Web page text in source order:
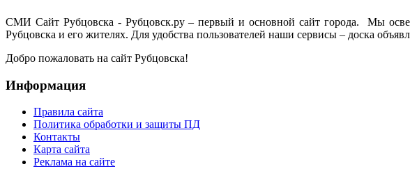
СМИ Сайт Рубцовска - Рубцовск.ру – первый и основной сайт города. Мы
Рубцовска и его жителях. Для удобства пользователей наши сервисы – доска
Добро пожаловать на сайт Рубцовска!
Информация
Правила сайта
Политика обработки и защиты ПД
Контакты
Карта сайта
Реклама на сайте